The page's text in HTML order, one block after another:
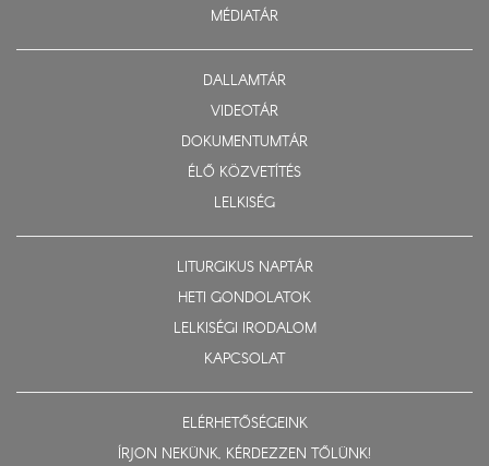
MÉDIATÁR
DALLAMTÁR
VIDEOTÁR
DOKUMENTUMTÁR
ÉLŐ KÖZVETÍTÉS
LELKISÉG
LITURGIKUS NAPTÁR
HETI GONDOLATOK
LELKISÉGI IRODALOM
KAPCSOLAT
ELÉRHETŐSÉGEINK
ÍRJON NEKÜNK, KÉRDEZZEN TŐLÜNK!